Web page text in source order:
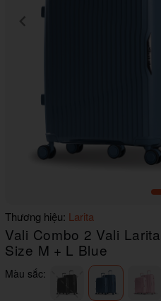
Item
1
of
1
Thương hiệu: Larita
Vali Combo 2 Vali
Size M + L Blue
Màu sắc: